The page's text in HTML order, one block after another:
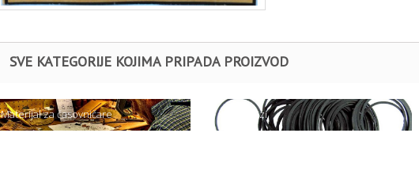
SVE KATEGORIJE KOJIMA PRIPADA PROIZVOD
Materijal za časovničare - Dihtunzi